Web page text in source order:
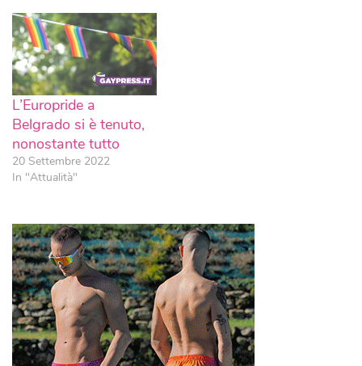
L’Europride a
Belgrado si è tenuto,
nonostante tutto
20 Settembre 2022
In "Attualità"